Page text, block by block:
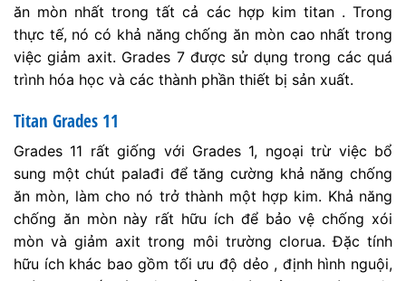
ăn mòn nhất trong tất cả các hợp kim titan . Trong
thực tế, nó có khả năng chống ăn mòn cao nhất trong
việc giảm axit. Grades 7 được sử dụng trong các quá
trình hóa học và các thành phần thiết bị sản xuất.
Titan Grades 11
Grades 11 rất giống với Grades 1, ngoại trừ việc bổ
sung một chút palađi để tăng cường khả năng chống
ăn mòn, làm cho nó trở thành một hợp kim. Khả năng
chống ăn mòn này rất hữu ích để bảo vệ chống xói
mòn và giảm axit trong môi trường clorua. Đặc tính
hữu ích khác bao gồm tối ưu độ dẻo , định hình nguội,